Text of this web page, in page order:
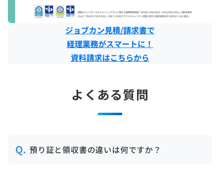
ジョブカン見積/請求書で
経理業務がスマートに！
資料請求はこちらから
よくある質問
預り証と領収書の違いは何ですか？